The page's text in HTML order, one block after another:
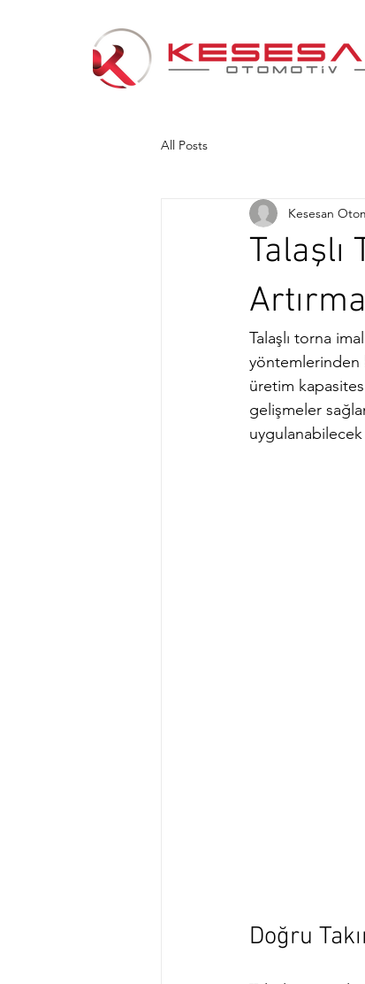
All Posts
Talaşlı
Kesesan
Talaşlı torna
yöntemlerinden
üretim
gelişmeler
uygulanabilecek
Doğru